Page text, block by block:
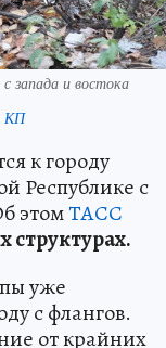
запада и востока
КП
к городу
Республике с
этомТАСС
структурах.
уже
с флангов.
от крайних